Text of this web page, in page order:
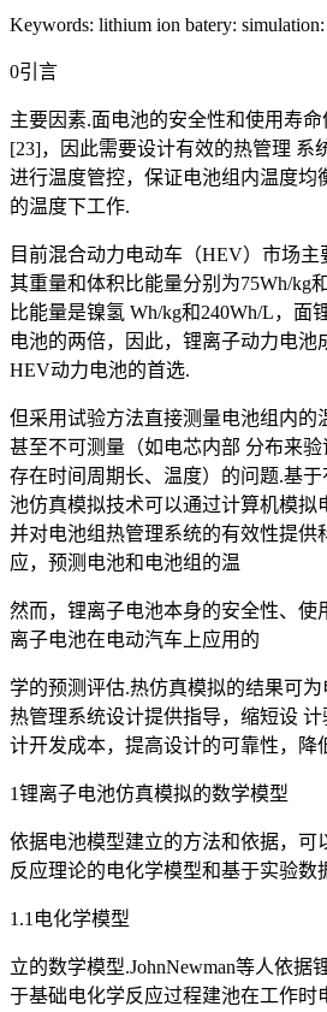
Keywords: lithium ion batery: simulation:
0引言
主要因素.面电池的安全性和使用寿
[23]，因此需要设计有效的热管理 系
进行温度管控，保证电池组内温度均
的温度下工作.
目前混合动力电动车（HEV）市场主
其重量和体积比能量分别为75Wh/kg
比能量是镍氢 Wh/kg和240Wh/L，面
电池的两倍，因此，锂离子动力电池
HEV动力电池的首选.
但采用试验方法直接测量电池组内的
甚至不可测量（如电芯内部 分布来
存在时间周期长、温度）的问题.基
池仿真模拟技术可以通过计算机模拟
并对电池组热管理系统的有效性提供
应，预测电池和电池组的温
然而，锂离子电池本身的安全性、使
离子电池在电动汽车上应用的
学的预测评估.热仿真模拟的结果可为
热管理系统设计提供指导，缩短设
计开发成本，提高设计的可靠性，降
1锂离子电池仿真模拟的数学模型
依据电池模型建立的方法和依据，可
反应理论的电化学模型和基于实验数
1.1电化学模型
立的数学模型.JohnNewman等人依据
于基础电化学反应过程建池在工作时